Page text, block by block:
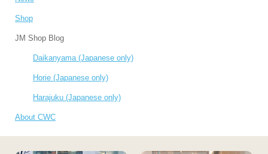
Shop
JM Shop Blog
Daikanyama (Japanese only)
Horie (Japanese only)
Harajuku (Japanese only)
About CWC